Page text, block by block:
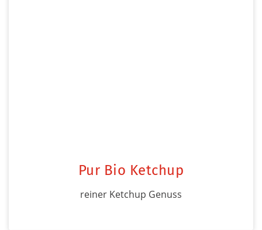
Pur Bio Ketchup
reiner Ketchup Genuss